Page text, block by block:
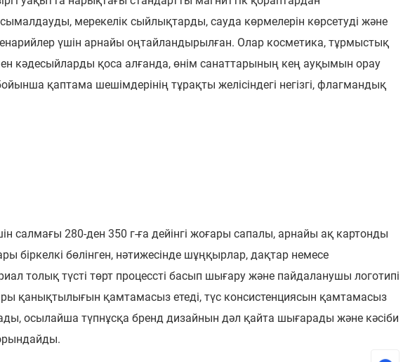
мерекелік сыйлықтарды, сауда көрмелерін көрсетуді және
үшін арнайы оңтайландырылған. Олар косметика, тұрмыстық
кәдесыйларды қоса алғанда, өнім санаттарының кең ауқымын орау
қаптама шешімдерінің тұрақты желісіндегі негізгі, флагмандық
салмағы 280-ден 350 г-ға дейінгі жоғары сапалы, арнайы ақ картонды
біркелкі бөлінген, нәтижесінде шұңқырлар, дақтар немесе
толық түсті төрт процессті басып шығару және пайдаланушы логотипі
қанықтылығын қамтамасыз етеді, түс консистенциясын қамтамасыз
осылайша түпнұсқа бренд дизайнын дәл қайта шығарады және кәсіби